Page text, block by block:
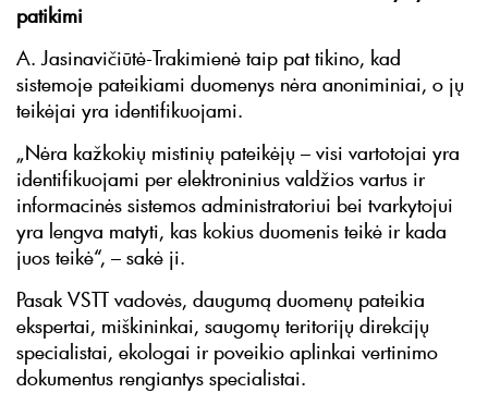
patikimi
A. Jasinavičiūtė-Trakimienė taip pat tikino, kad
sistemoje pateikiami duomenys nėra anoniminiai, o jų
teikėjai yra identifikuojami.
„Nėra kažkokių mistinių pateikėjų – visi vartotojai yra
identifikuojami per elektroninius valdžios vartus ir
informacinės sistemos administratoriui bei tvarkytojui
yra lengva matyti, kas kokius duomenis teikė ir kada
juos teikė“, – sakė ji.
Pasak VSTT vadovės, daugumą duomenų pateikia
ekspertai, miškininkai, saugomų teritorijų direkcijų
specialistai, ekologai ir poveikio aplinkai vertinimo
dokumentus rengiantys specialistai.